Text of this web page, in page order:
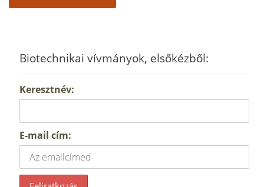
Biotechnikai vívmányok, elsőkézből:
Keresztnév:
E-mail cím: